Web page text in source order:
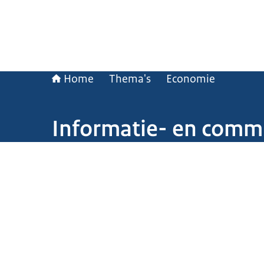
Home Thema's Economie
Informatie- en